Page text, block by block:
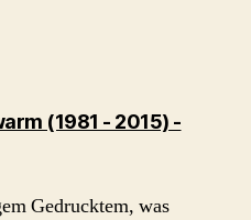
(1981 - 2015) -
Gedrucktem, was